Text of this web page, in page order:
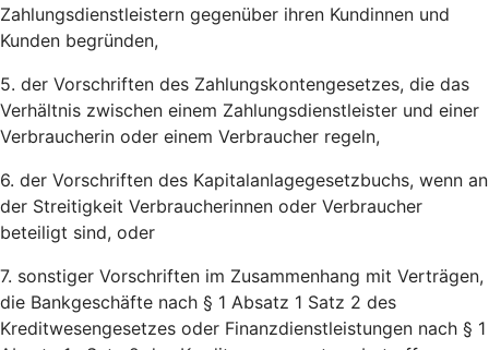
Zahlungsdienstleistern gegenüber ihren Kundinnen und
Kunden begründen,
5. der Vorschriften des Zahlungskontengesetzes, die das
Verhältnis zwischen einem Zahlungsdienstleister und einer
Verbraucherin oder einem Verbraucher regeln,
6. der Vorschriften des Kapitalanlagegesetzbuchs, wenn an
der Streitigkeit Verbraucherinnen oder Verbraucher
beteiligt sind, oder
7. sonstiger Vorschriften im Zusammenhang mit Verträgen,
die Bankgeschäfte nach § 1 Absatz 1 Satz 2 des
Kreditwesengesetzes oder Finanzdienstleistungen nach § 1